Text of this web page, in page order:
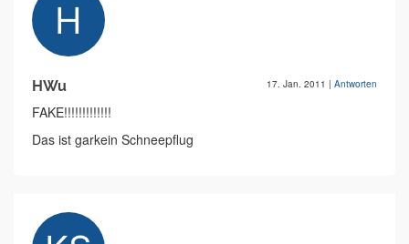
HWu 17. Jan. 2011 | Antworten
FAKE!!!!!!!!!!!!!
Das ist garkein Schneepflug